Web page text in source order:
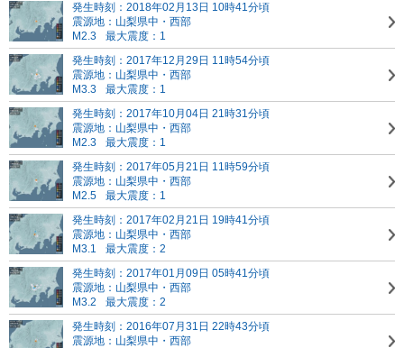
発生時刻：2018年02月13日 10時41分頃
震源地：山梨県中・西部
M2.3
最大震度：1
発生時刻：2017年12月29日 11時54分頃
震源地：山梨県中・西部
M3.3
最大震度：1
発生時刻：2017年10月04日 21時31分頃
震源地：山梨県中・西部
M2.3
最大震度：1
発生時刻：2017年05月21日 11時59分頃
震源地：山梨県中・西部
M2.5
最大震度：1
発生時刻：2017年02月21日 19時41分頃
震源地：山梨県中・西部
M3.1
最大震度：2
発生時刻：2017年01月09日 05時41分頃
震源地：山梨県中・西部
M3.2
最大震度：2
発生時刻：2016年07月31日 22時43分頃
震源地：山梨県中・西部